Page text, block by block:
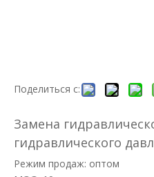
Поделиться с:
Замена
гидравлического
Режим продаж: оптом